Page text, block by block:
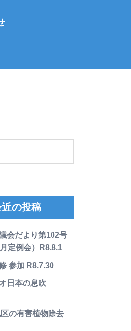
近の投稿
会だより第102号
月定例会）R8.8.1
参加 R8.7.30
日本の息吹
の有害植物除去